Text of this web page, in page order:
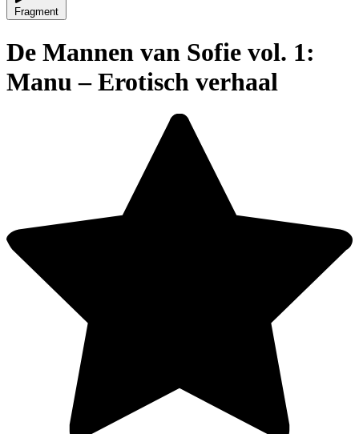
Fragment
De Mannen van Sofie vol. 1:
Manu – Erotisch verhaal